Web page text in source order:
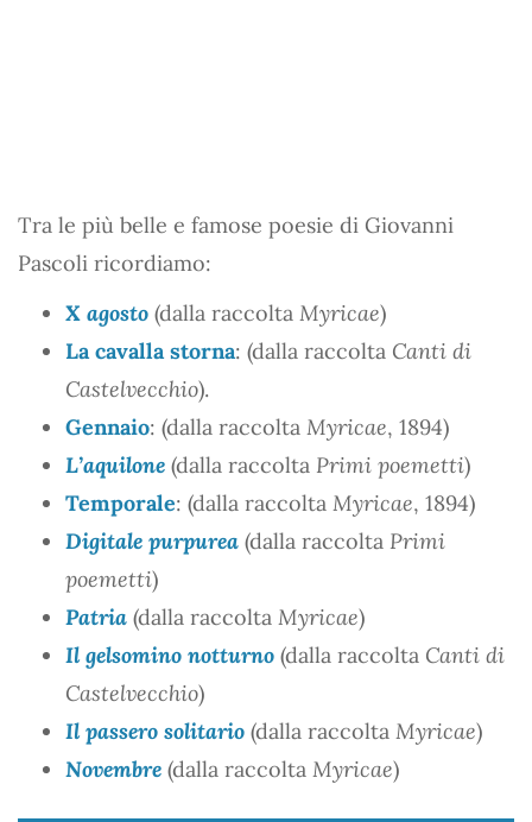
Tra le più belle e famose poesie di Giovanni
Pascoli ricordiamo:
X agosto (dalla raccolta Myricae)
La cavalla storna: (dalla raccolta Canti di
Castelvecchio).
Gennaio: (dalla raccolta Myricae, 1894)
L’aquilone (dalla raccolta Primi poemetti)
Temporale: (dalla raccolta Myricae, 1894)
Digitale purpurea (dalla raccolta Primi
poemetti)
Patria (dalla raccolta Myricae)
Il gelsomino notturno (dalla raccolta Canti di
Castelvecchio)
Il passero solitario (dalla raccolta Myricae)
Novembre (dalla raccolta Myricae)